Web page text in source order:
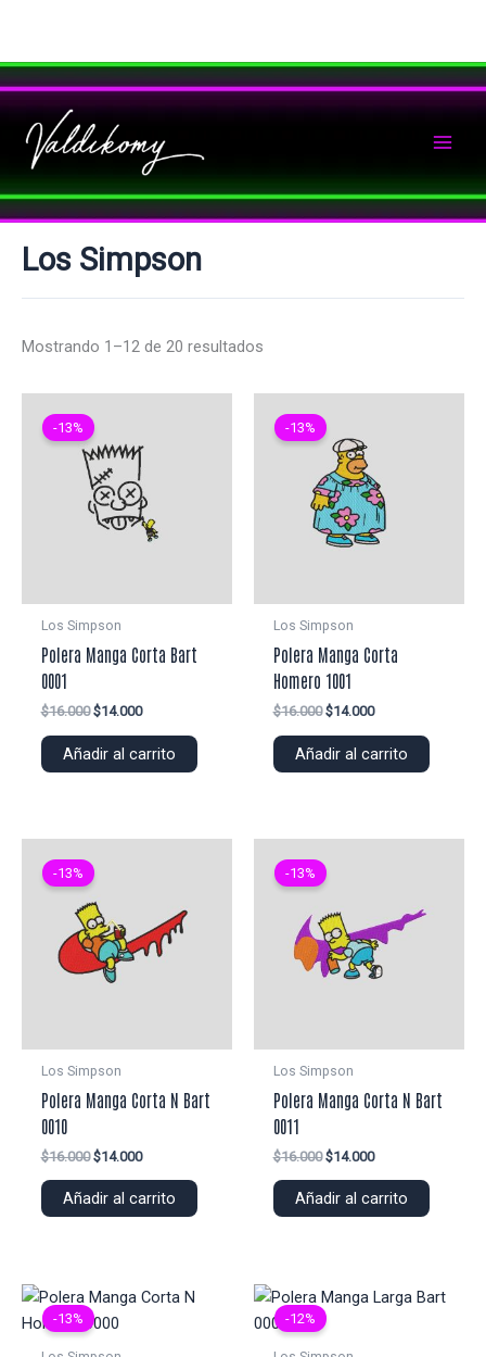
Ir
al
contenido
Los Simpson
Mostrando 1–12 de 20 resultados
-13%
Los Simpson
Polera Manga Corta Bart
0001
$16.000 El
original
$14.000El
actual
Añadir al carrito
-13%
Los Simpson
Polera Manga Corta
Homero 1001
$16.000 El
original
$14.000El
actual
Añadir al carrito
-13%
Los Simpson
Polera Manga Corta N Bart
0010
$16.000 El
original
$14.000El
actual
Añadir al carrito
-13%
Los Simpson
Polera Manga Corta N Bart
0011
$16.000 El
original
$14.000El
actual
Añadir al carrito
-13% -12%